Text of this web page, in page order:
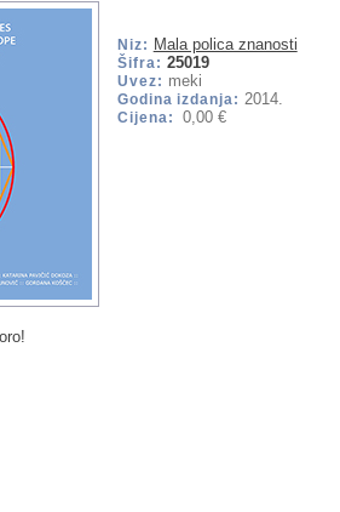
Niz: Mala polica znanosti
Šifra: 25019
Uvez: meki
Godina izdanja: 2014.
Cijena: 0,00 €